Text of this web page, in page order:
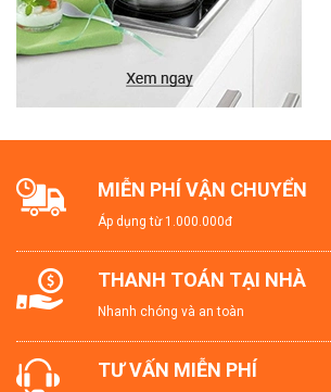
MIỄN PHÍ VẬN CHUYỂN
Áp dụng từ 1.000.000đ
THANH TOÁN TẠI NHÀ
Nhanh chóng và an toàn
TƯ VẤN MIỄN PHÍ